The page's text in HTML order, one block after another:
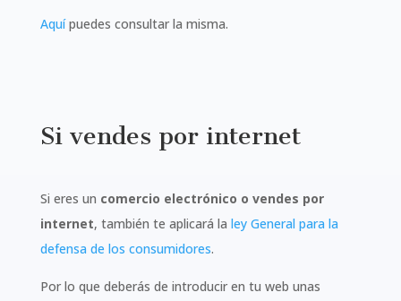
Aquí puedes consultar la misma.
Si vendes por internet
Si eres un comercio electrónico o vendes por
internet, también te aplicará la ley General para la
defensa de los consumidores.
Por lo que deberás de introducir en tu web unas